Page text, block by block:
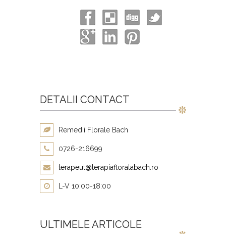
DETALII CONTACT
Remedii Florale Bach
0726-216699
terapeut@terapiafloralabach.ro
L-V 10:00-18:00
ULTIMELE ARTICOLE